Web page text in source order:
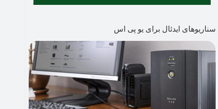
سناریوهای ایدئال برای یو پی اس